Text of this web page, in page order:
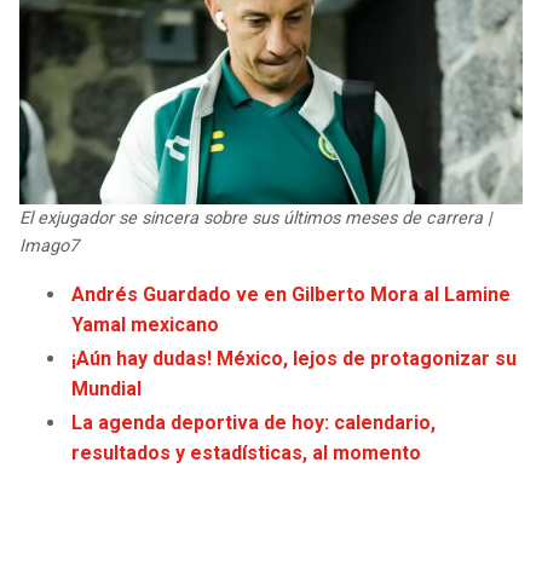
OTRAS LIGAS
BROWNS
STEELERS
TEXANS
COLTS
TITANS
COWBOYS
HAWKS
HEAT
MAGIC
WARRIORS
CLIPPERS
El exjugador se sincera sobre sus últimos meses de carrera |
Imago7
Andrés Guardado ve en Gilberto Mora al Lamine
Yamal mexicano
¡Aún hay dudas! México, lejos de protagonizar su
Mundial
La agenda deportiva de hoy: calendario,
resultados y estadísticas, al momento